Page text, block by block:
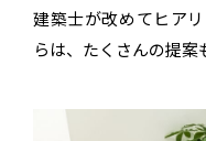
建築士が改めてヒア
らは、たくさんの提案